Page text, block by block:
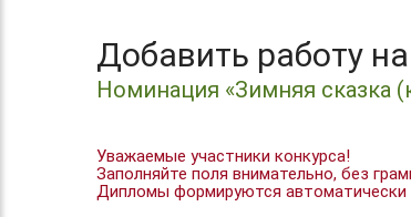
Добавить работу
Номинация «Зимняя сказка
Уважаемые участники конкурса!
Заполняйте поля внимательно, без
Дипломы формируются автоматически